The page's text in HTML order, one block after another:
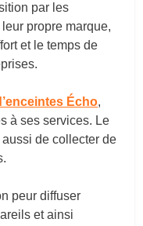
par les
propre marque,
et le temps de
Écho,
à ses services. Le
de collecter de
peur diffuser
et ainsi